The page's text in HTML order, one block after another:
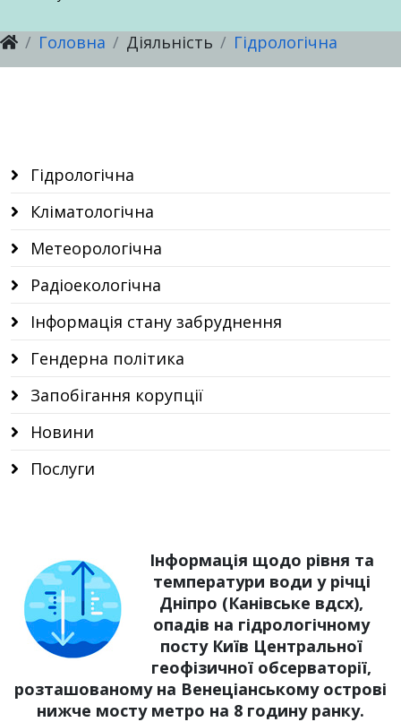
Послуги
Послуги
Настанови, методичні рекомендації
Головна Діяльність Гідрологічна
Гідрологічна
Кліматологічна
Метеорологічна
Радіоекологічна
Інформація стану забруднення
Гендерна політика
Запобігання корупції
Новини
Послуги
Інформація щодо рівня та
температури води у річці
Дніпро (Канівське вдсх),
опадів на гідрологічному
посту Київ Центральної
геофізичної обсерваторії,
розташованому на Венеціанському острові
нижче мосту метро на 8 годину ранку.